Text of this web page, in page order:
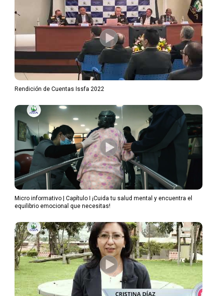
Rendición de Cuentas Issfa 2022
Micro informativo | Capítulo I ¡Cuida tu salud mental y encuentra el
equilibrio emocional que necesitas!